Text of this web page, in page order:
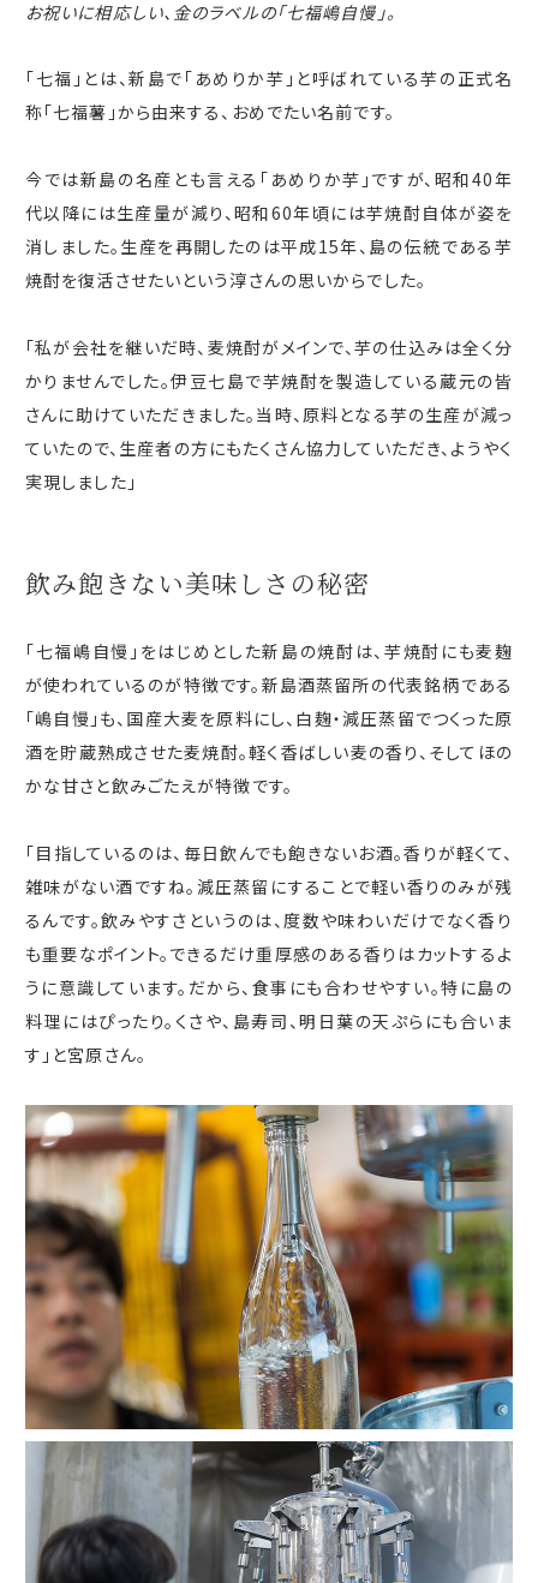
お祝いに相応しい、金のラベルの「七福嶋自慢」。
「七福」とは、新島で「あめりか芋」と呼ばれている芋の正式名
称「七福薯」から由来する、おめでたい名前です。
今では新島の名産とも言える「あめりか芋」ですが、昭和40年
代以降には生産量が減り、昭和60年頃には芋焼酎自体が姿を
消しました。生産を再開したのは平成15年、島の伝統である芋
焼酎を復活させたいという淳さんの思いからでした。
「私が会社を継いだ時、麦焼酎がメインで、芋の仕込みは全く分
かりませんでした。伊豆七島で芋焼酎を製造している蔵元の皆
さんに助けていただきました。当時、原料となる芋の生産が減っ
ていたので、生産者の方にもたくさん協力していただき、ようやく
実現しました」
飲み飽きない美味しさの秘密
「七福嶋自慢」をはじめとした新島の焼酎は、芋焼酎にも麦麹
が使われているのが特徴です。新島酒蒸留所の代表銘柄である
「嶋自慢」も、国産大麦を原料にし、白麹・減圧蒸留でつくった原
酒を貯蔵熟成させた麦焼酎。軽く香ばしい麦の香り、そしてほの
かな甘さと飲みごたえが特徴です。
「目指しているのは、毎日飲んでも飽きないお酒。香りが軽くて、
雑味がない酒ですね。減圧蒸留にすることで軽い香りのみが残
るんです。飲みやすさというのは、度数や味わいだけでなく香り
も重要なポイント。できるだけ重厚感のある香りはカットするよ
うに意識しています。だから、食事にも合わせやすい。特に島の
料理にはぴったり。くさや、島寿司、明日葉の天ぷらにも合いま
す」と宮原さん。